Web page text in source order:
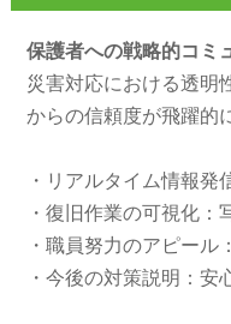
保護者への戦略的コミ
災害対応における透明
からの信頼度が飛躍的
・リアルタイム情報
・復旧作業の可視化：
・職員努力のアピー
・今後の対策説明：